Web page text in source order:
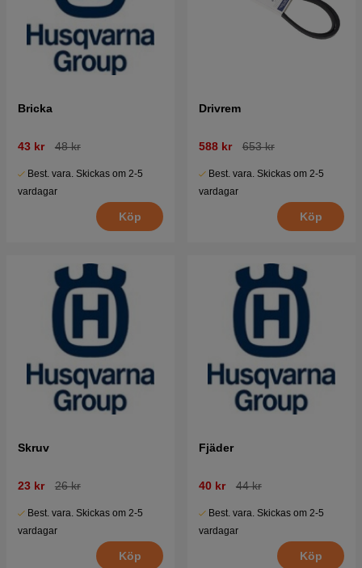
Bricka
43 kr 48 kr
Best. vara. Skickas om 2-5
vardagar
Köp
Drivrem
588 kr 653 kr
Best. vara. Skickas om 2-5
vardagar
Köp
Skruv
23 kr 26 kr
Best. vara. Skickas om 2-5
vardagar
Köp
Fjäder
40 kr 44 kr
Best. vara. Skickas om 2-5
vardagar
Köp